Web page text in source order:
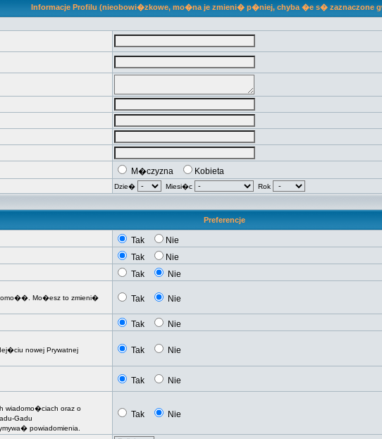
Informacje Profilu (nieobowi�zkowe, mo�na je zmieni� p�niej, chyba �e s� zaznaczone
M�czyzna
Kobieta
Dzie� Miesi�c Rok
Preferencje
Tak
Nie
Tak
Nie
Tak
Nie
Mo�esz to zmieni�
Tak Nie
Tak
Nie
nowej Prywatnej
Tak Nie
Tak
Nie
wiadomo�ciach oraz o
Gadu
powiadomienia.
Tak Nie